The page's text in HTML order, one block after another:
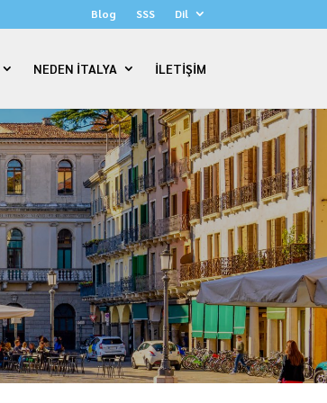
Blog SSS Dil
NEDEN İTALYA İLETİŞİM